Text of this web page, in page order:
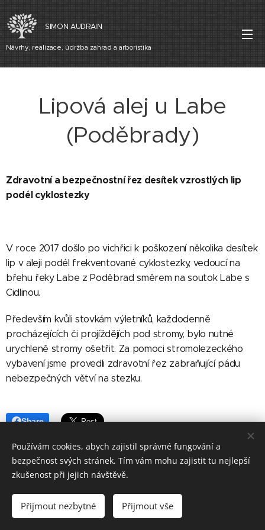
SIMON AUDRAIN
Návrhy, realizace, údržba zahrad a arboristika
Lipová alej u Labe
(Poděbrady)
Zdravotní a bezpečnostní řez desítek vzrostlých lip
podél cyklostezky
V roce 2017 došlo po vichřici k poškození několika desítek
lip v aleji podél frekventované cyklostezky, vedoucí na
břehu řeky Labe z Poděbrad směrem na soutok Labe s
Cidlinou.
Především kvůli stovkám výletníků, každodenně
procházejících či projíždějích pod stromy, bylo nutné
urychleně stromy ošetřit. Za pomoci stromolezeckého
vybavení jsme provedli zdravotní řez zabraňující pádu
nebezpečných větví na stezku.
Share
simon_audrain@hotmail.fr
Vytvořeno službou
Webnode Cookies
Používám cookies, abych zajistil správné fungování a
bezpečnost svých stránek. Tím vám mohu zajistit tu nejlepší
zkušenost při jejich návštěvě.
Přijmout nezbytné Přijmout vše